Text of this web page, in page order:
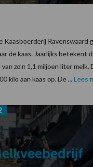
Kaasboerderij Ravenswaard
de kaas. Jaarlijks betekent
zo’n 1,1 miljoen liter
kilo aan kaas op. De ... Lees